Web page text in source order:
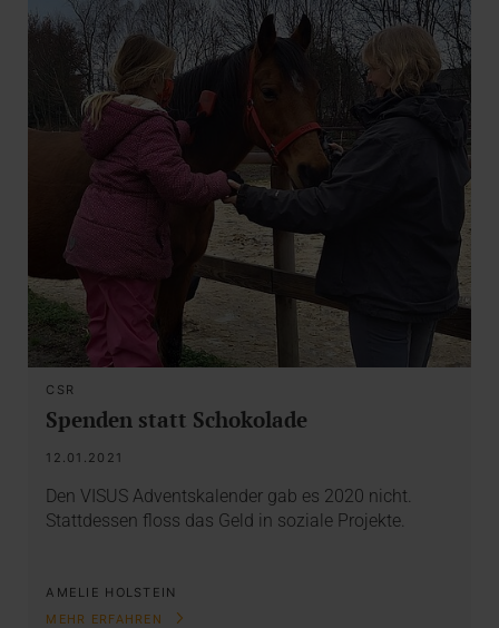
CSR
Spenden statt Schokolade
12.01.2021
Den VISUS Adventskalender gab es 2020 nicht.
Stattdessen floss das Geld in soziale Projekte.
AMELIE HOLSTEIN
MEHR ERFAHREN